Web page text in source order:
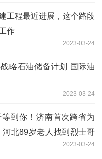
工程最近进展，这个路段
作
2023-03-24
略石油储备计划 国际油
2023-03-24
到你！济南首次跨省为
河北89岁老人找到烈士哥
2023-03-24